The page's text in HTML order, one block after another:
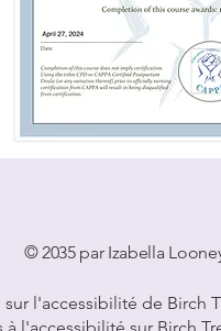
© 2035 par Izabella
l'accessibilité de Birch